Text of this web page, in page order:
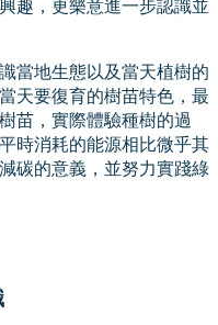
趣，更樂意進一步認識並
當地生態以及當天植樹的
天要復育的樹苗特色，最
苗，實際體驗種樹的過
時消耗的能源相比微乎其
碳的意義，並努力實踐綠